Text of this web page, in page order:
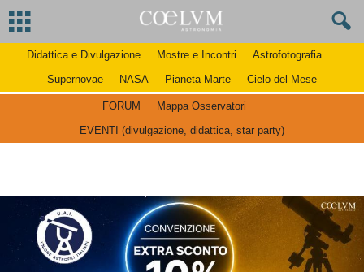
Didattica e Divulgazione Mostre e Incontri
Astrofotografia
Supernovae
NASA Pianeta Marte Cielo del Mese
FORUM
Mappa Osservatori
EVENTI (divulgazione, didattica, star party)